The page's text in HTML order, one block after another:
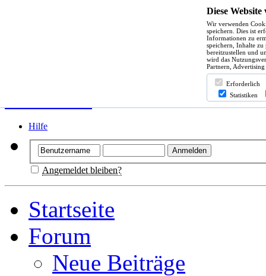
Hilfe
Angemeldet bleiben?
Startseite
Forum
Neue Beiträge
Diese
Wir verwenden
speichern. Dies ist
Informationen zu
speichern, Inhalte
bereitzustellen und
wird das
Partnern,
Erforderlich
Statistiken